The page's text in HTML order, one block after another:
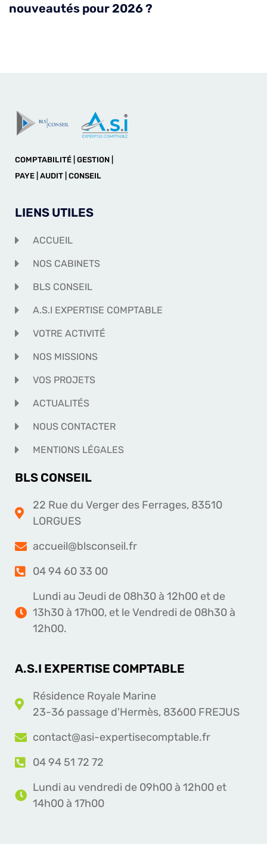
nouveautés pour 2026 ?
COMPTABILITÉ | GESTION |
PAYE | AUDIT | CONSEIL
LIENS UTILES
ACCUEIL
NOS CABINETS
BLS CONSEIL
A.S.I EXPERTISE COMPTABLE
VOTRE ACTIVITÉ
NOS MISSIONS
VOS PROJETS
ACTUALITÉS
NOUS CONTACTER
MENTIONS LÉGALES
BLS CONSEIL
22 Rue du Verger des Ferrages, 83510
LORGUES
accueil@blsconseil.fr
04 94 60 33 00
Lundi au Jeudi de 08h30 à 12h00 et de
13h30 à 17h00, et le Vendredi de 08h30 à
12h00.
A.S.I EXPERTISE COMPTABLE
Résidence Royale Marine
23-36 passage d'Hermès, 83600 FREJUS
contact@asi-expertisecomptable.fr
04 94 51 72 72
Lundi au vendredi de 09h00 à 12h00 et
14h00 à 17h00